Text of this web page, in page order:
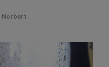
Norbert